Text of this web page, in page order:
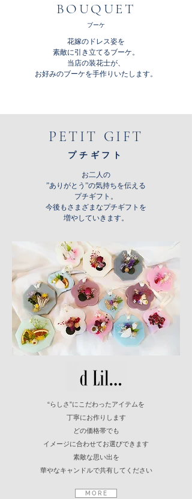
BOUQUET
ブーケ
花嫁のドレス姿を
素敵に引き立てるブーケ。
当店の装花士が、
​お好みのブーケを手作りいたします。
PETIT GIFT
プチギフト
お二人の
”ありがとう”の気持ちを伝える
​プチギフト。
今後もさまざまなプチギフトを
​増やしていきます。
“らしさ”にこだわったアイテムを
丁寧にお作りします
どの価格帯でも
イメージに合わせてお選びできます
素敵な思い出を
華やなキャンドルで共有してください
M O R E